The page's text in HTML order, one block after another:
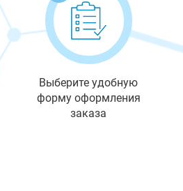
Выберите удобную
форму оформления
заказа